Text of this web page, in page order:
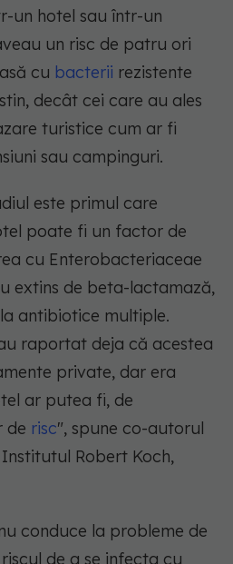
un hotel sau într-un
un risc de patru ori
cu bacterii rezistente
decât cei care au ales
turistice cum ar fi
sau campinguri.
este primul care
poate fi un factor de
cu Enterobacteriaceae
extins de beta-lactamază,
antibiotice multiple.
raportat deja că acestea
private, dar era
ar putea fi, de
de risc", spune co-autorul
Institutul Robert Koch,
conduce la probleme de
de a se infecta cu